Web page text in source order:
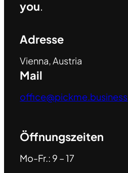
you.
Adresse
Vienna, Austria
Mail
office@pickme.business
Öffnungszeiten
Mo-Fr.: 9 – 17